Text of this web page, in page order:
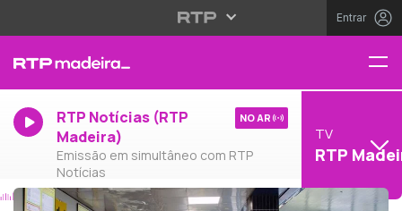
Entrar
RTP Notícias (RTP
Madeira)
Emissão em simultâneo com RTP
Notícias
NO AR
TV
RTP